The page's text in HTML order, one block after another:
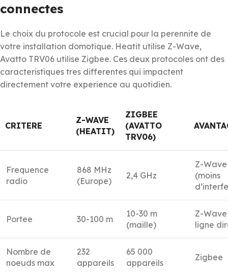
connectes
Le choix du protocole est crucial pour la perennite de
votre installation domotique. Heatit utilise Z-Wave,
Avatto TRV06 utilise Zigbee. Ces deux protocoles ont des
caracteristiques tres differentes qui impactent
directement votre experience au quotidien.
CRITERE
Z-WAVE
(HEATIT)
ZIGBEE
(AVATTO
TRV06)
Frequence
radio
868 MHz
(Europe)
2,4 GHz
Z-Wave
(moins
Portee 30-100 m
10-30 m
(maille)
Z-
ligne
Nombre de
noeuds max
232
appareils
65 000
appareils
Zigbee